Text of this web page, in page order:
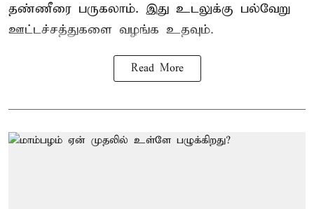
தண்ணீரை பருகலாம். இது உடலுக்கு பல்வேறு
ஊட்டச்சத்துகளை வழங்க உதவும்.
Read More